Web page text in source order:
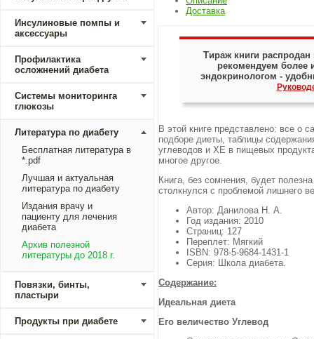
Инсулиновые помпы и
аксессуары
Профилактика
осложнений диабета
Системы мониторинга
глюкозы
Литература по диабету
Бесплатная литература в
*.pdf
Лучшая и актуальная
литература по диабету
Издания врачу и
пациенту для лечения
диабета
Архив полезной
литературы до 2018 г.
Повязки, бинты,
пластыри
Продукты при диабете
Доставка
Тираж книги
рекомендуем более
эндокринологом -
В этой книге представлено: все о
подборе диеты, таблицы
углеводов и ХЕ в пищевых
многое другое.
Книга, без сомнения, будет
столкнулся с проблемой лишнего
Автор: Данилова Н. А.
Год издания: 2010
Страниц: 127
Переплет: Мягкий
ISBN: 978-5-9684-1431-1
Серия: Школа диабета.
Содержание:
Идеальная диета
Его величество Углевод